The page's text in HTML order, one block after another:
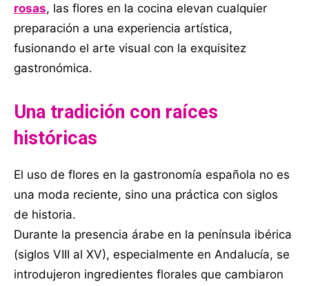
rosas, las flores en la cocina elevan cualquier
preparación a una experiencia artística,
fusionando el arte visual con la exquisitez
gastronómica.
Una tradición con raíces
históricas
El uso de flores en la gastronomía española no es
una moda reciente, sino una práctica con siglos
de historia.
Durante la presencia árabe en la península ibérica
(siglos VIII al XV), especialmente en Andalucía, se
introdujeron ingredientes florales que cambiaron